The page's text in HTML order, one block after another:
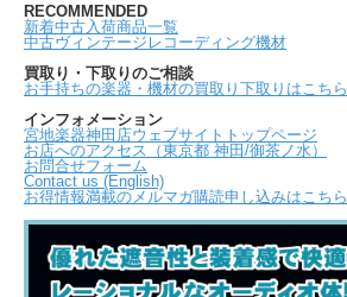
RECOMMENDED
新着中古入荷商品一覧
中古ヴィンテージレコーディング機材
買取り・下取りのご相談
お手持ちの楽器・機材の買取り下取りはこちら
インフォメーション
宮地楽器神田店ウェブサイトトップページ
お店へのアクセス（東京都 神田/御茶ノ水）
お問合せフォーム
Contact us (English)
お得情報満載のメルマガ購読申し込みはこちら